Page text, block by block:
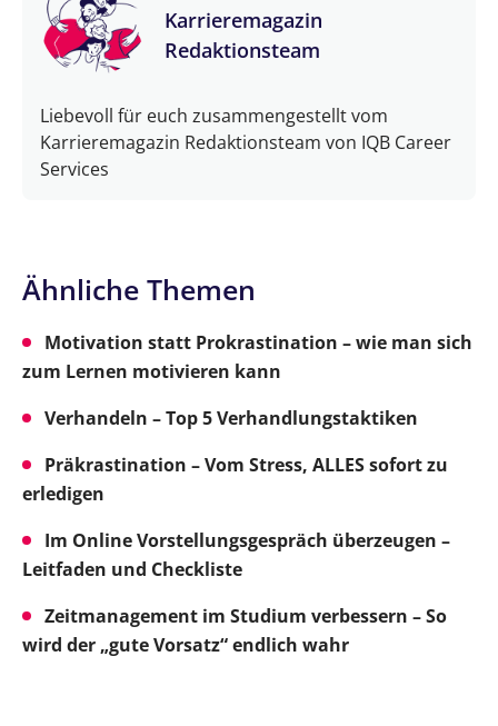
Karrieremagazin
Redaktionsteam
Liebevoll für euch zusammengestellt vom
Karrieremagazin Redaktionsteam von IQB Career
Services
Ähnliche Themen
Motivation statt Prokrastination – wie man sich
zum Lernen motivieren kann
Verhandeln – Top 5 Verhandlungstaktiken
Präkrastination – Vom Stress, ALLES sofort zu
erledigen
Im Online Vorstellungsgespräch überzeugen –
Leitfaden und Checkliste
Zeitmanagement im Studium verbessern – So
wird der „gute Vorsatz“ endlich wahr